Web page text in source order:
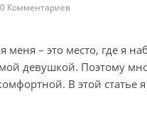
0 Комментариев
меня – это место, где я
девушкой. Поэтому
В этой статье